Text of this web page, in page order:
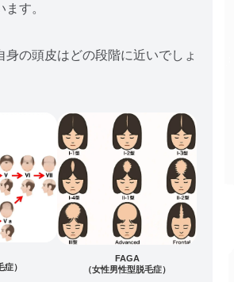
す。
身の頭皮はどの段階に近いでしょ
症）
FAGA
（女性男性型脱毛症）